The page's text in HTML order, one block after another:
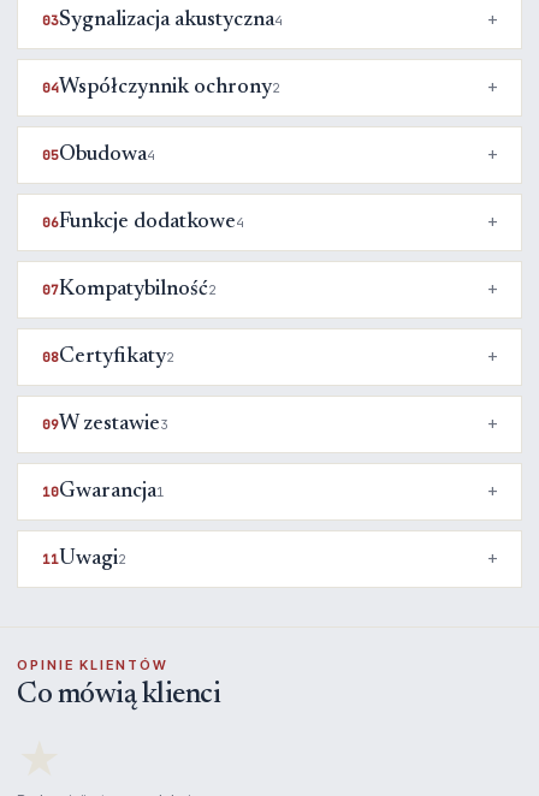
03Sygnalizacja akustyczna4
04Współczynnik ochrony2
05Obudowa4
06Funkcje dodatkowe4
07Kompatybilność2
08Certyfikaty2
09W zestawie3
10Gwarancja1
11Uwagi2
OPINIE KLIENTÓW
Co mówią klienci